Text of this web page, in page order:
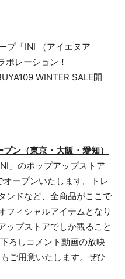
ン（東京・大阪・愛知）
」のポップアップストア
ープンいたします。トレ
ンドなど、全商品がここで
フィシャルアイテムとなり
ップストアでしか観ること
ろしコメント動画の放映
ご用意いたします。ぜひ